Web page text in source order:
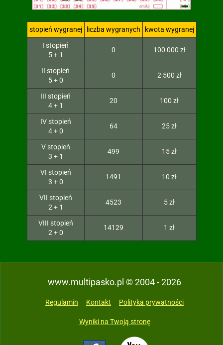
stopień wygranej liczba wygranych
kwota wygranej
I stopień
5 + 1
0 100 000 zł
II stopień
5 + 0
0 2 500 zł
III stopień
4 + 1
20 100 zł
IV stopień
4 + 0
64 25 zł
V stopień
3 + 1
499 15 zł
VI stopień
3 + 0
1491 10 zł
VII stopień
2 + 1
4523 5 zł
VIII stopień
2 + 0
14129 1 zł
www.multipasko.pl © 2004 - 2026
Regulamin Kontakt Polityka prywatności
Wyniki na Twoją stronę